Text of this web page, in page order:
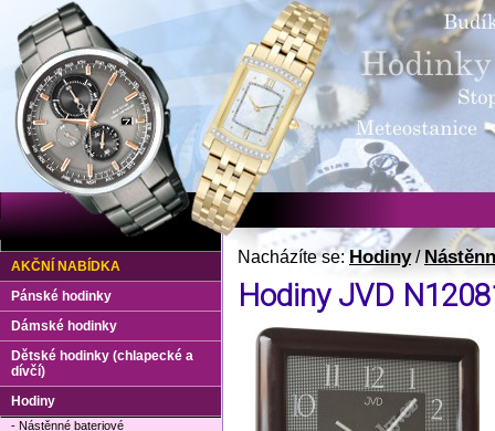
Nacházíte se:Hodiny/
Hodiny JVD
AKČNÍ NABÍDKA
Pánské hodinky
Dámské hodinky
Dětské hodinky (chlapecké a
dívčí)
Hodiny
- Nástěnné bateriové